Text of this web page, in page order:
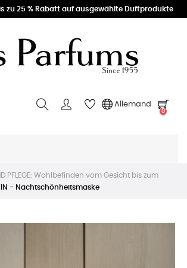
zu 25 % Rabatt auf ausgewählte Duftprodukte
Allemand
0
PFLEGE: Wohlbefinden vom Gesicht bis zum
- Nachtschönheitsmaske